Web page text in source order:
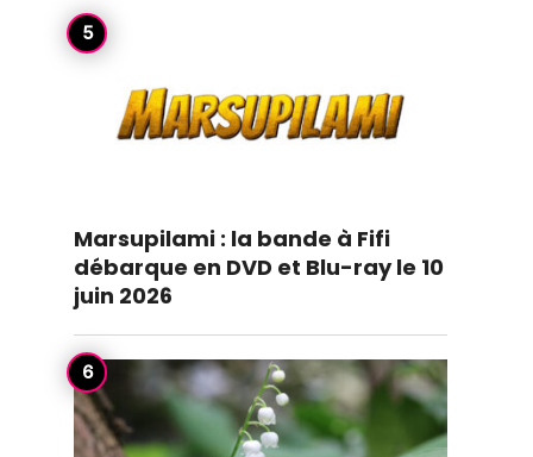
Marsupilami : la bande à Fifi
débarque en DVD et Blu-ray le 10
juin 2026